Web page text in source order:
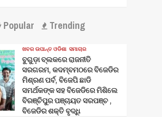
Popular Trending
ଖବର ଉପାନ୍ତ ଓଡିଶା ସମାଚାର
ବୁଗୁଡ଼ା ବ୍ଲକରେ ରାଜନୀତି
ସରଗରମ, କଦମ୍ବମଠରେ ବିଜେଡିର
ମିଶ୍ରଣ ପର୍ବ, ବିଜେପି ଛାଡି
ସମର୍ଥକଙ୍କ ସହ ବିଜେଡିରେ ମିଶିଲେ
ବିରଞ୍ଚିପୁର ପଞ୍ଚାୟତ ସରପଞ୍ଚ ,
ବିଜେଡିର ଶକ୍ତି ବୃଦ୍ଧି